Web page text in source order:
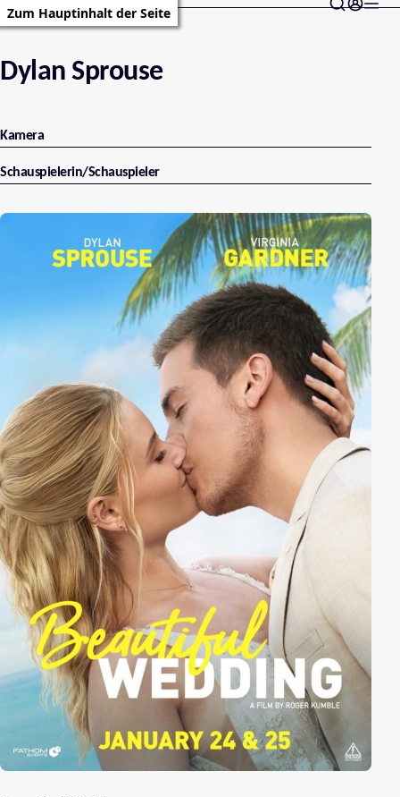
Zum Hauptinhalt der Seite
Dylan Sprouse
Kamera
Schauspielerin/Schauspieler